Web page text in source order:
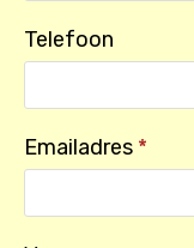
Telefoon
Emailadres *